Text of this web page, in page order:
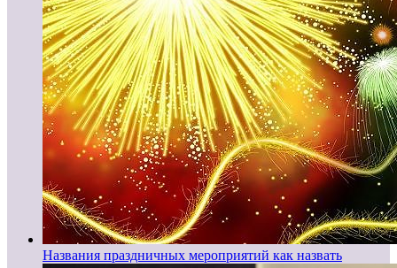
Названия праздничных мероприятий как назвать